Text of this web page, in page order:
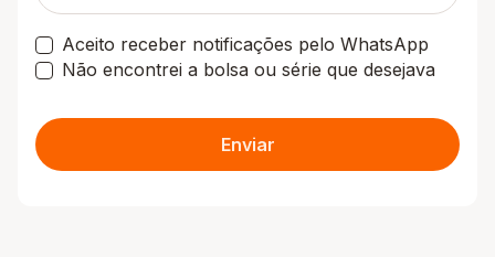
Aceito receber notificações pelo WhatsApp
Não encontrei a bolsa ou série que desejava
Enviar